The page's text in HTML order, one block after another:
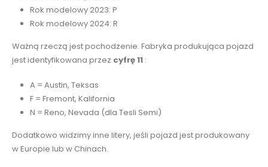
Rok modelowy 2023: P
Rok modelowy 2024: R
Ważną rzeczą jest pochodzenie. Fabryka produkująca pojazd
jest identyfikowana przez cyfrę 11 :
A = Austin, Teksas
F = Fremont, Kalifornia
N = Reno, Nevada (dla Tesli Semi)
Dodatkowo widzimy inne litery, jeśli pojazd jest produkowany
w Europie lub w Chinach.